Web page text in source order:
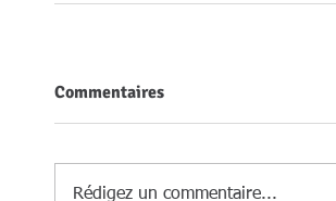
Commentaires
Rédigez un commentaire...